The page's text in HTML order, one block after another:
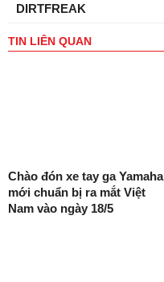
DIRTFREAK
TIN LIÊN QUAN
Chào đón xe tay ga Yamaha
mới chuẩn bị ra mắt Việt
Nam vào ngày 18/5